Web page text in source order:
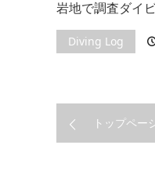
岩地で調査ダイ
Diving Log
トップペー